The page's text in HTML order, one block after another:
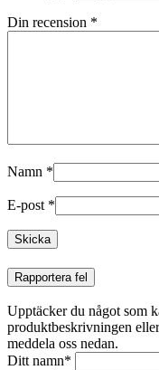
Din recension *
Namn *
E-post *
Rapportera fel
Upptäcker du något som
produktbeskrivningen
meddela oss nedan.
Ditt namn*